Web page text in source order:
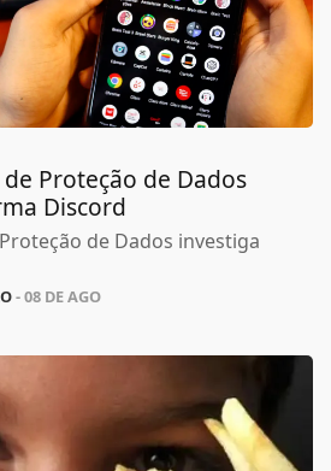
Proteção de Dados
Discord
de Dados investiga
- 08 DE AGO